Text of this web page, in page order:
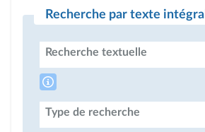
Recherche par texte intégral
Recherche textuelle
Type de recherche